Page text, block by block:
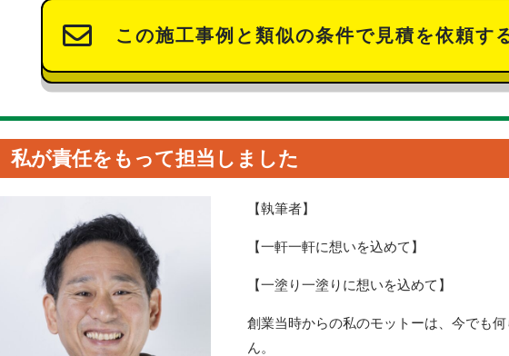
この施工事例と類似の条件で見積を依頼す
私が責任をもって担当しました
【執筆者】
【一軒一軒に想いを込めて】
【一塗り一塗りに想いを込めて】
創業当時からの私のモットーは、今でも
ん。